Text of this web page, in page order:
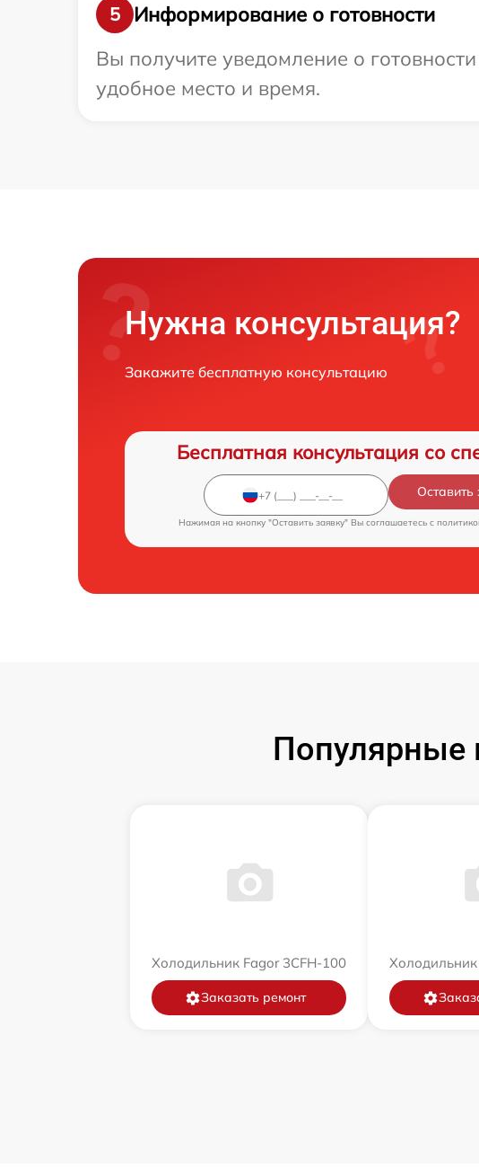
5
Информирование о готовности
Вы получите уведомление о
удобное место и время.
Нужна консультация?
Закажите бесплатную консультацию
Бесплатная консультация со
Оставить
Нажимая на кнопку "Оставить заявку" Вы соглашаетесь c
Популярные
Холодильник Fagor 3CFH-100
Заказать ремонт